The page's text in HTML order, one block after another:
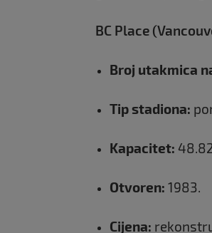
BC Place
Broj utakmica
Tip stadiona:
Kapacitet:
Otvoren: 1983.
Cijena: